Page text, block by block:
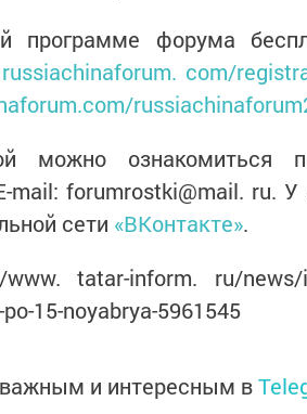
программе форума
russiachinaforum. com/
можно ознакомиться
mail: forumrostki@mail. ru.
сети «ВКонтакте».
tatar-inform. ru/news/
15-noyabrya-5961545
и интересным в